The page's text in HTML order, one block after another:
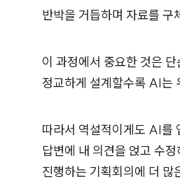
반박을 거듭하며 자료를 구
이 과정에서 중요한 것은
정교하게 설계할수록 AI는
따라서 역설적이게도 AI를
답변에 내 의견을 얹고 수
진행하는 기획회의에 더 많